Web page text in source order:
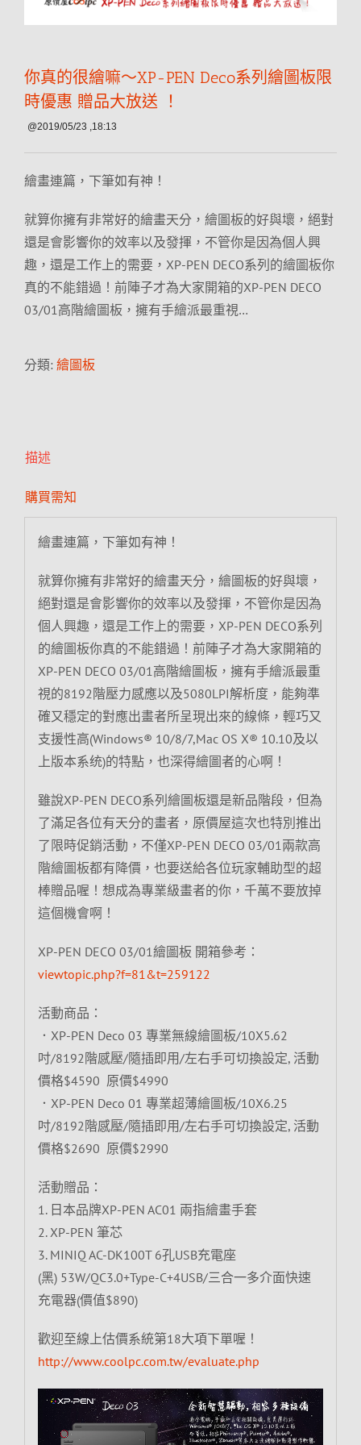
你真的很繪嘛～XP-PEN Deco系列繪圖板限
時優惠 贈品大放送 ！
@2019/05/23 ,18:13
繪畫連篇，下筆如有神！
就算你擁有非常好的繪畫天分，繪圖板的好與壞，絕對
還是會影響你的效率以及發揮，不管你是因為個人興
趣，還是工作上的需要，XP-PEN DECO系列的繪圖板你
真的不能錯過！前陣子才為大家開箱的XP-PEN DECO
03/01高階繪圖板，擁有手繪派最重視…
分類: 繪圖板
描述
購買需知
繪畫連篇，下筆如有神！
就算你擁有非常好的繪畫天分，繪圖板的好與壞，
絕對還是會影響你的效率以及發揮，不管你是因為
個人興趣，還是工作上的需要，XP-PEN DECO系列
的繪圖板你真的不能錯過！前陣子才為大家開箱的
XP-PEN DECO 03/01高階繪圖板，擁有手繪派最重
視的8192階壓力感應以及5080LPI解析度，能夠準
確又穩定的對應出畫者所呈現出來的線條，輕巧又
支援性高(Windows® 10/8/7,Mac OS X® 10.10及以
上版本系统)的特點，也深得繪圖者的心啊！
雖說XP-PEN DECO系列繪圖板還是新品階段，但為
了滿足各位有天分的畫者，原價屋這次也特別推出
了限時促銷活動，不僅XP-PEN DECO 03/01兩款高
階繪圖板都有降價，也要送給各位玩家輔助型的超
棒贈品喔！想成為專業級畫者的你，千萬不要放掉
這個機會啊！
XP-PEN DECO 03/01繪圖板 開箱參考：
viewtopic.php?f=81&t=259122
活動商品：
．XP-PEN Deco 03 專業無線繪圖板/10X5.62
吋/8192階感壓/隨插即用/左右手可切換設定, 活動
價格$4590 原價$4990
．XP-PEN Deco 01 專業超薄繪圖板/10X6.25
吋/8192階感壓/隨插即用/左右手可切換設定, 活動
價格$2690 原價$2990
活動贈品：
1. 日本品牌XP-PEN AC01 兩指繪畫手套
2. XP-PEN 筆芯
3. MINIQ AC-DK100T 6孔USB充電座
(黑) 53W/QC3.0+Type-C+4USB/三合一多介面快速
充電器(價值$890)
歡迎至線上估價系統第18大項下單喔！
http://www.coolpc.com.tw/evaluate.php